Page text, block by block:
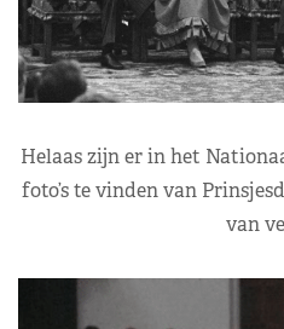
Helaas zijn er in het
foto’s te vinden van
van